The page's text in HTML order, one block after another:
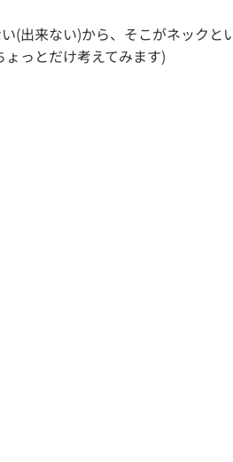
(出来ない)から、そこがネックと
っとだけ考えてみます)